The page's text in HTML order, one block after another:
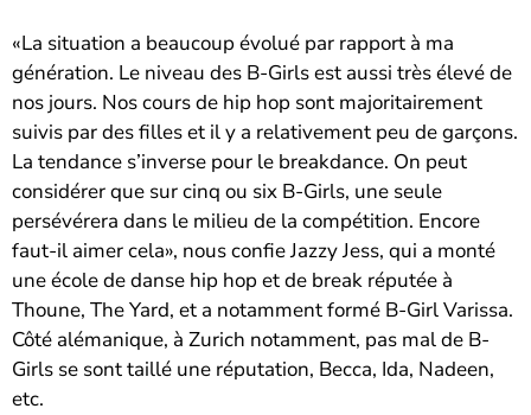
«La situation a beaucoup évolué par rapport à ma
génération. Le niveau des B-Girls est aussi très élevé de
nos jours. Nos cours de hip hop sont majoritairement
suivis par des filles et il y a relativement peu de garçons.
La tendance s’inverse pour le breakdance. On peut
considérer que sur cinq ou six B-Girls, une seule
persévérera dans le milieu de la compétition. Encore
faut-il aimer cela», nous confie Jazzy Jess, qui a monté
une école de danse hip hop et de break réputée à
Thoune, The Yard, et a notamment formé B-Girl Varissa.
Côté alémanique, à Zurich notamment, pas mal de B-
Girls se sont taillé une réputation, Becca, Ida, Nadeen,
etc.